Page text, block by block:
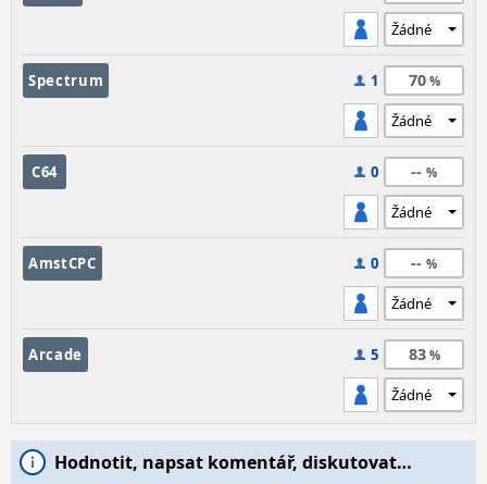
Spectrum 1 70
C64 0 --
AmstCPC 0 --
Arcade 5 83
Hodnotit, napsat komentář, diskutovat…